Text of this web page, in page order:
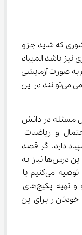
کشوری که شاید جزو
نیز باشد المپیاد
به صورت آزمایشی
و دانش آموزان پایه یازدهم به صورت رسمی می‌توانند در این
مسئله در دانش
و ریاضیات
در این المپیاد دارد. اگر قصد
شرکت در المپیاد کامپیوتر را دارید و در این درس‌ها نیاز به
آموزش بیشتری حس می‌کنید به شما توصیه می‌کنیم با
مراجعه به سایت مدرسه مجازی آی نو و تهیه پکیج‌های
را برای این